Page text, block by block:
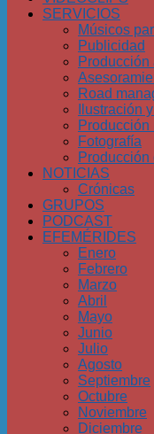
SERVICIOS
Músicos
Publicidad
Producción
Road
Ilustración
Producción
Fotografía
Producción
NOTICIAS
Crónicas
GRUPOS
PODCAST
EFEMÉRIDES
Enero
Febrero
Marzo
Abril
Mayo
Junio
Julio
Agosto
Septiembre
Octubre
Noviembre
Diciembre